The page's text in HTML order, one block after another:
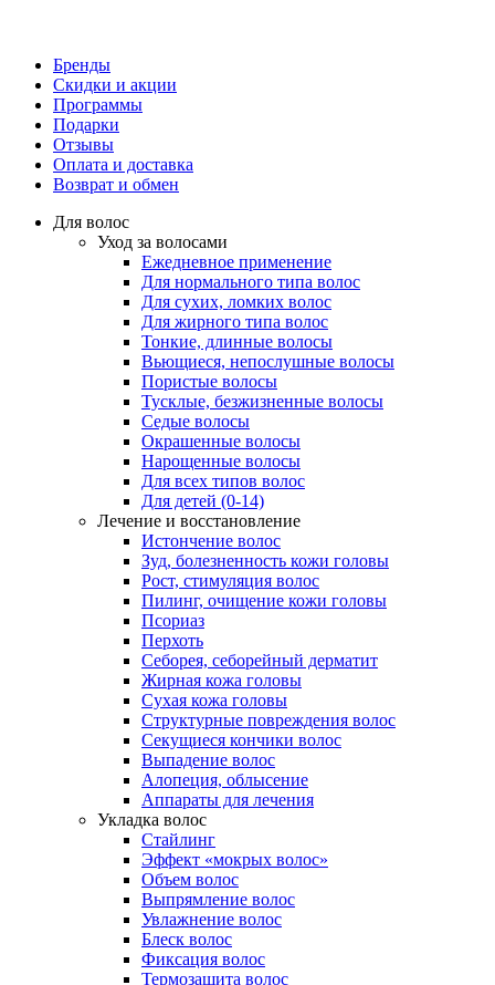
Бренды
Скидки и акции
Программы
Подарки
Отзывы
Оплата и доставка
Возврат и обмен
Для волос
Уход за волосами
Ежедневное применение
Для нормального типа волос
Для сухих, ломких волос
Для жирного типа волос
Тонкие, длинные волосы
Вьющиеся, непослушные волосы
Пористые волосы
Тусклые, безжизненные волосы
Седые волосы
Окрашенные волосы
Нарощенные волосы
Для всех типов волос
Для детей (0-14)
Лечение и восстановление
Истончение волос
Зуд, болезненность кожи головы
Рост, стимуляция волос
Пилинг, очищение кожи головы
Псориаз
Перхоть
Себорея, себорейный дерматит
Жирная кожа головы
Сухая кожа головы
Структурные повреждения волос
Секущиеся кончики волос
Выпадение волос
Алопеция, облысение
Аппараты для лечения
Укладка волос
Стайлинг
Эффект «мокрых волос»
Объем волос
Выпрямление волос
Увлажнение волос
Блеск волос
Фиксация волос
Термозащита волос